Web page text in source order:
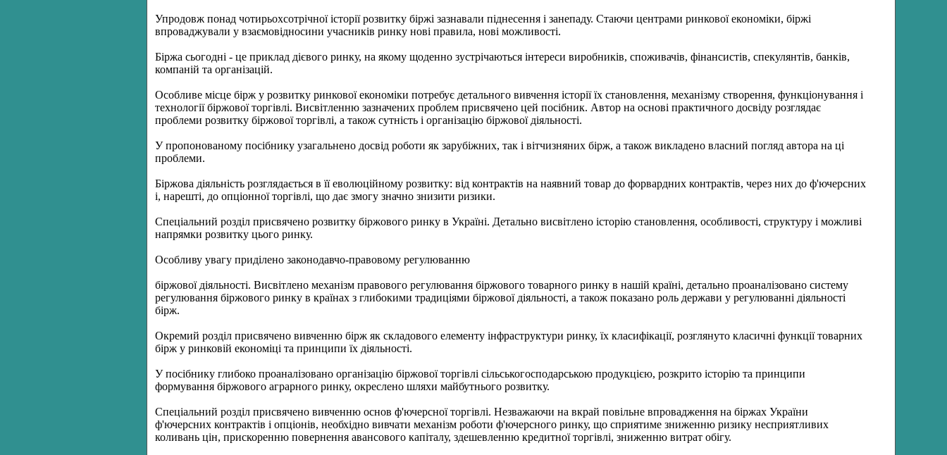
Упродовж понад чотирьохсотрічної історії розвитку біржі зазнавали піднесення і занепаду. Стаючи центрами ринкової економіки, біржі
впроваджували у взаємовідносини учасників ринку нові правила, нові можливості.
Біржа сьогодні - це приклад дієвого ринку, на якому щоденно зустрічаються інтереси виробників, споживачів, фінансистів, спекулянтів, банків,
компаній та організацій.
Особливе місце бірж у розвитку ринкової економіки потребує детального вивчення історії їх становлення, механізму створення, функціонування і
технології біржової торгівлі. Висвітленню зазначених проблем присвячено цей посібник. Автор на основі практичного досвіду розглядає
проблеми розвитку біржової торгівлі, а також сутність і організацію біржової діяльності.
У пропонованому посібнику узагальнено досвід роботи як зарубіжних, так і вітчизняних бірж, а також викладено власний погляд автора на ці
проблеми.
Біржова діяльність розглядається в її еволюційному розвитку: від контрактів на наявний товар до форвардних контрактів, через них до ф'ючерсних
і, нарешті, до опціонної торгівлі, що дає змогу значно знизити ризики.
Спеціальний розділ присвячено розвитку біржового ринку в Україні. Детально висвітлено історію становлення, особливості, структуру і можливі
напрямки розвитку цього ринку.
Особливу увагу приділено законодавчо-правовому регулюванню
біржової діяльності. Висвітлено механізм правового регулювання біржового товарного ринку в нашій країні, детально проаналізовано систему
регулювання біржового ринку в країнах з глибокими традиціями біржової діяльності, а також показано роль держави у регулюванні діяльності
бірж.
Окремий розділ присвячено вивченню бірж як складового елементу інфраструктури ринку, їх класифікації, розглянуто класичні функції товарних
бірж у ринковій економіці та принципи їх діяльності.
У посібнику глибоко проаналізовано організацію біржової торгівлі сільськогосподарською продукцією, розкрито історію та принципи
формування біржового аграрного ринку, окреслено шляхи майбутнього розвитку.
Спеціальний розділ присвячено вивченню основ ф'ючерсної торгівлі. Незважаючи на вкрай повільне впровадження на біржах України
ф'ючерсних контрактів і опціонів, необхідно вивчати механізм роботи ф'ючерсного ринку, що сприятиме зниженню ризику несприятливих
коливань цін, прискоренню повернення авансового капіталу, здешевленню кредитної торгівлі, зниженню витрат обігу.